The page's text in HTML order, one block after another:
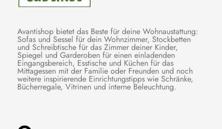
Avantishop bietet das Beste für deine Wohnaustattung:
Sofas und Sessel für dein Wohnzimmer, Stockbetten
und Schreibtische für das Zimmer deiner Kinder,
Spiegel und Garderoben für einen einladenden
Eingangsbereich, Esstische und Küchen für das
Mittagessen mit der Familie oder Freunden und noch
weitere inspirierende Einrichtungstipps wie Schränke,
Bücherregale, Vitrinen und interne Beleuchtung.